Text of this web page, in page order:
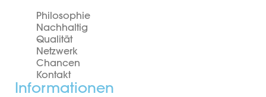
Philosophie
Nachhaltig
Qualität
Netzwerk
Chancen
Kontakt
Informationen